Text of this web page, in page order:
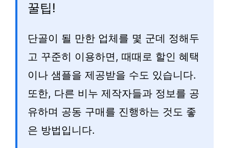
꿀팁!
단골이 될 만한 업체를 몇 군데 정해두
고 꾸준히 이용하면, 때때로 할인 혜택
이나 샘플을 제공받을 수도 있습니다.
또한, 다른 비누 제작자들과 정보를 공
유하며 공동 구매를 진행하는 것도 좋
은 방법입니다.